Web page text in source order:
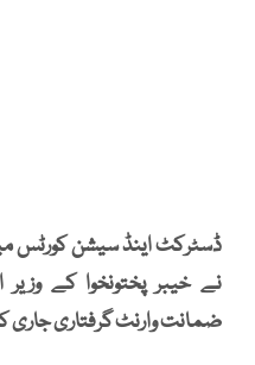
ڈسٹرکٹ اینڈ سیشن کورٹس
نے خیبر پختونخوا کے
ضمانت وارنٹ گرفتاری جاری